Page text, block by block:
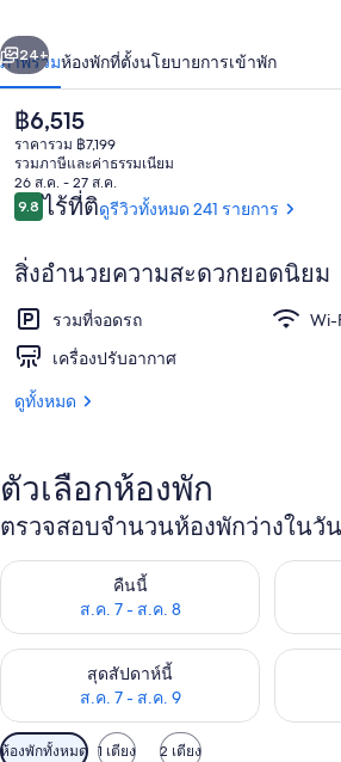
เอ
อร์
อินน์
บริเวณนั่ง
า
ถัดไป
24+
ภาพรวมห้องพักที่ตั้งนโยบายการเข้าพัก
ราคา
ปัจจุบัน
฿6,515
฿6,515
ราคารวม ฿7,199
รวมภาษีและค่าธรรมเนียม
26 ส.ค. - 27 ส.ค.
รีวิว
9.89.8 จาก 10
ไร้ที่ติดูรีวิวทั้งหมด 241 รายการ
สิ่งอำนวยความสะดวกยอดนิยม
รวมที่จอดรถ
Wi-
เครื่องปรับอากาศ
ดูทั้งหมด
ตัวเลือกห้องพัก
ตรวจสอบจำนวนห้องพักว่างในวั
คืนนี้
ส.ค. 7 - ส.ค. 8
ตรวจสอบจำนวนห้องพักว่างในคืนนี้ ส.ค. 7
ตรวจส
สุดสัปดาห์นี้
ส.ค. 7 - ส.ค. 9
ตรวจสอบจำนวนห้องพักว่างในสุดสัปดาห์นี้
ตรวจส
ตัว
ห้องพักทั้งหมด 1 เตียง 2 เตียง